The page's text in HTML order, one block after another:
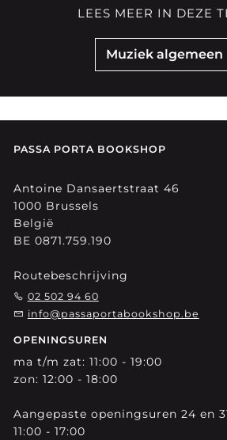
Muziek algemeen
LEES MEER IN DEZE
PASSA PORTA BOOKSHOP
Antoine Dansaertstraat 46
1000 Brussels
België
BE 0871.759.190
Routebeschrijving
02 502 94 60
info@passaportabookshop.be
OPENINGSUREN
ma t/m zat: 11:00 - 19:00
zon: 12:00 - 18:00
Aangepaste openingsuren 24 en
11:00 - 17:00